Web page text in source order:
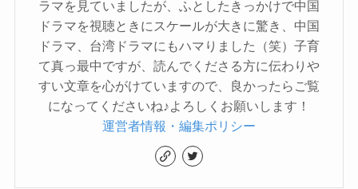
ラマを見ていましたが、ふとしたきっかけで中国
ドラマを視聴ときにスケールが大きに驚き、中国
ドラマ、台湾ドラマにもハマりました（笑）子育
て真っ最中ですが、読んでくださる方に伝わりや
すい文章を心がけていますので、良かったらご覧
になってくださいね♪よろしくお願いします！
運営者情報・編集ポリシー